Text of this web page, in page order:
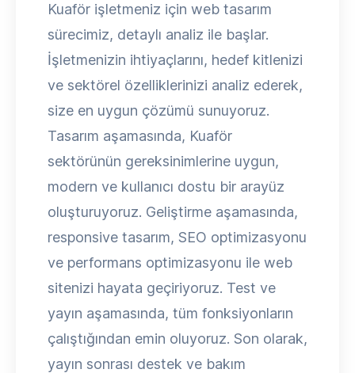
Kuaför işletmeniz için web tasarım
sürecimiz, detaylı analiz ile başlar.
İşletmenizin ihtiyaçlarını, hedef kitlenizi
ve sektörel özelliklerinizi analiz ederek,
size en uygun çözümü sunuyoruz.
Tasarım aşamasında, Kuaför
sektörünün gereksinimlerine uygun,
modern ve kullanıcı dostu bir arayüz
oluşturuyoruz. Geliştirme aşamasında,
responsive tasarım, SEO optimizasyonu
ve performans optimizasyonu ile web
sitenizi hayata geçiriyoruz. Test ve
yayın aşamasında, tüm fonksiyonların
çalıştığından emin oluyoruz. Son olarak,
yayın sonrası destek ve bakım